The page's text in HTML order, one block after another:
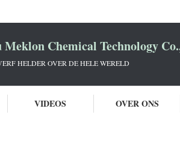
Meklon Chemical Technology
HELDER OVER DE HELE WERELD
VIDEOS OVER ONS